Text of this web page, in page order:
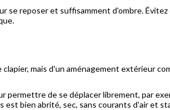
se reposer et suffisamment d'ombre.
mais d'un aménagement extérieur
permettre de se déplacer librement, par
est bien abrité, sec, sans courants d'air et